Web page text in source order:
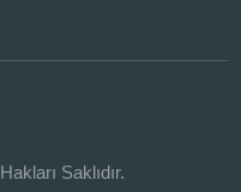
Saklıdır.